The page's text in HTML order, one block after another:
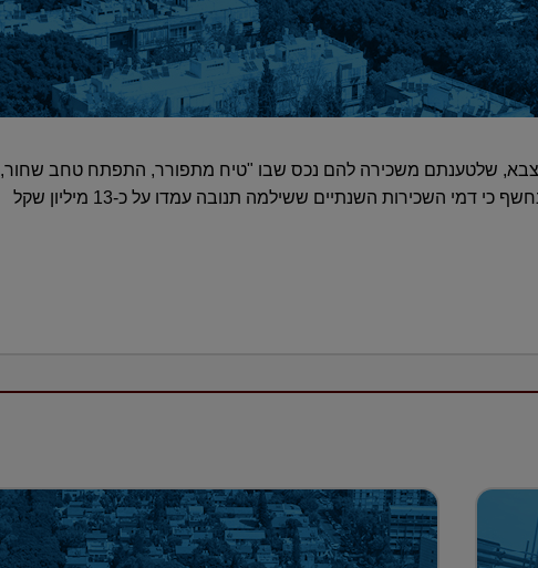
שלטענתם משכירה להם נכס שבו "טיח מתפורר, התפתח טחב שחור,
דמי השכירות השנתיים ששילמה תנובה עמדו על כ-13 מיליון שקל